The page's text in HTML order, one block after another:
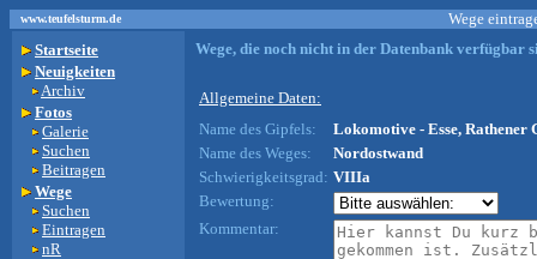
www.teufelsturm.de
Wege
Startseite
Neuigkeiten
Archiv
Fotos
Galerie
Suchen
Beitragen
Wege
Suchen
Eintragen
nR
Wege, die noch nicht in der Datenbank verfügbar
Allgemeine Daten:
Name des Gipfels:
Lokomotive - Esse, Rathener
Name des Weges:
Nordostwand
Schwierigkeitsgrad: VIIIa
Bewertung:
Kommentar: